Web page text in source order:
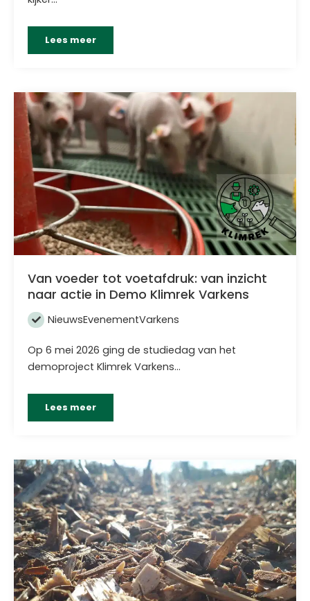
Lees meer
Van voeder tot voetafdruk: van inzicht
naar actie in Demo Klimrek Varkens
NieuwsEvenementVarkens
Op 6 mei 2026 ging de studiedag van het
demoproject Klimrek Varkens…
Lees meer